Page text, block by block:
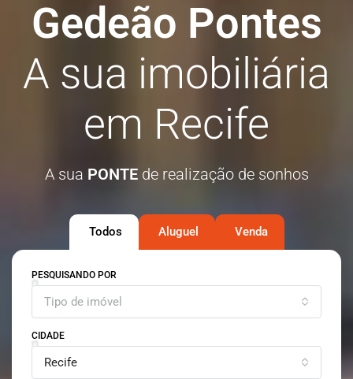
Gedeão Pontes
A sua imobiliária
em Recife
A sua PONTEde realização de sonhos
Todos Aluguel Venda
PESQUISANDO POR
Tipo de imóvel
CIDADE
Recife